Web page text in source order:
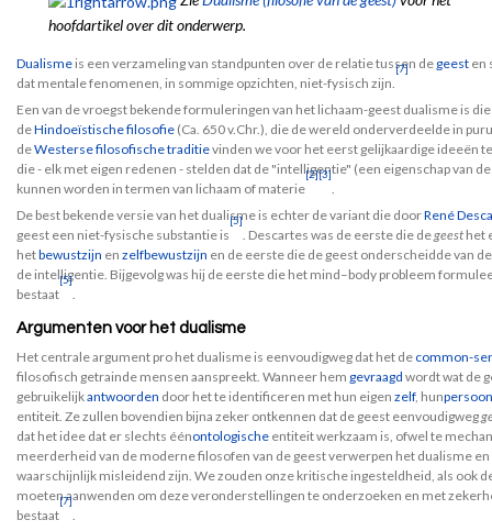
hoofdartikel over dit onderwerp.
Dualisme is een verzameling van standpunten over de relatie tussen de geest en
dat mentale fenomenen, in sommige opzichten, niet-fysisch zijn.
[7]
Een van de vroegst bekende formuleringen van het lichaam-geest dualisme is
deHindoeïstische filosofie (Ca. 650 v.Chr.), die de wereld onderverdeelde in
deWesterse filosofische traditievinden we voor het eerst gelijkaardige ideeën
die - elk met eigen redenen - stelden dat de "intelligentie" (een eigenschap van
kunnen worden in termen van lichaam of materie
[2][3]
De best bekende versie van het dualisme is echter de variant die doorRené
geest een niet-fysische substantie is
[5]
. Descartes was de eerste die degeest het
hetbewustzijn en zelfbewustzijn en de eerste die de geest onderscheidde van
de intelligentie. Bijgevolg was hij de eerste die het mind–body probleem
bestaat
[5]
Argumenten voor het dualisme
Het centrale argument pro het dualisme is eenvoudigweg dat het de common-
filosofisch getrainde mensen aanspreekt. Wanneer hem gevraagd wordt wat de
gebruikelijkantwoorden door het te identificeren met hun eigen zelf, hun
entiteit. Ze zullen bovendien bijna zeker ontkennen dat de geest eenvoudigweg
dat het idee dat er slechts éénontologische entiteit werkzaam is, ofwel te
meerderheid van de moderne filosofen van de geest verwerpen het dualisme
waarschijnlijk misleidend zijn. We zouden onze kritische ingesteldheid, als ook
moeten aanwenden om deze veronderstellingen te onderzoeken en met
bestaat
[7]